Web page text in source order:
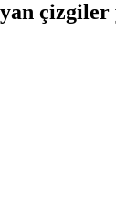
çizgiler